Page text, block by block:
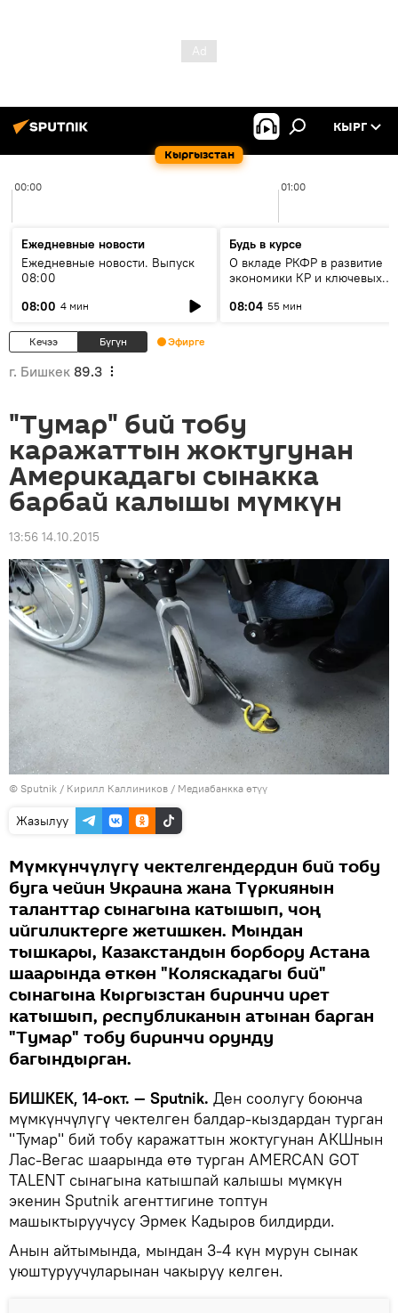
Кыргызстан
КЫРГ
00:00 01:00
Ежедневные новости
Ежедневные новости. Выпуск
08:00
08:00 4 мин
Будь в курсе
О вкладе РКФР в развитие
экономики КР и ключевых
08:04 55 мин
Кечээ Бүгүн Эфирге
г. Бишкек 89.3
"Тумар" бий тобу
каражаттын жоктугунан
Америкадагы сынакка
барбай калышы мүмкүн
13:56 14.10.2015
© Sputnik / Кирилл Каллиников / Медиабанкка өтүү
Жазылуу
Мүмкүнчүлүгү чектелгендердин бий тобу
буга чейин Украина жана Түркиянын
таланттар сынагына катышып, чоң
ийгиликтерге жетишкен. Мындан
тышкары, Казакстандын борбору Астана
шаарында өткөн "Коляскадагы бий"
сынагына Кыргызстан биринчи ирет
катышып, республиканын атынан барган
"Тумар" тобу биринчи орунду
багындырган.
БИШКЕК, 14-окт. — Sputnik. Ден соолугу боюнча
мүмкүнчүлүгү чектелген балдар-кыздардан турган
"Тумар" бий тобу каражаттын жоктугунан АКШнын
Лас-Вегас шаарында өтө турган AMERCAN GOT
TALENT сынагына катышпай калышы мүмкүн
экенин Sputnik агенттигине топтун
машыктыруучусу Эрмек Кадыров билдирди.
Анын айтымында, мындан 3-4 күн мурун сынак
уюштуруучуларынан чакыруу келген.